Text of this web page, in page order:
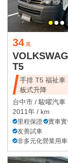
34 萬
T5
手排 T5 福祉車
板式升降
台中市 / 駿曜汽車
2011年 / km
里程保證
實車
友善試車
非多元化營業用車